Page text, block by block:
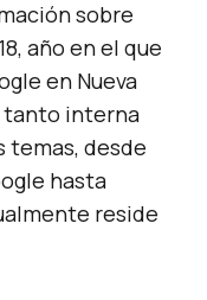
sobre
año en el que
en Nueva
tanto interna
temas, desde
hasta
reside